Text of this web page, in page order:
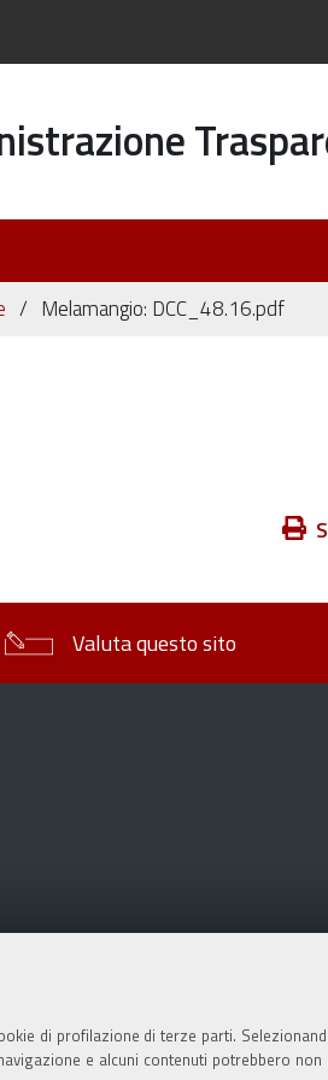
di profilazione di terze parti.
e alcuni contenuti potrebbero
Melamangio: DCC_48.16.pdf
Azioni
Valuta questo sito